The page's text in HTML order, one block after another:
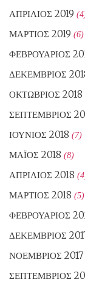
ΑΠΡΊΛΙΟΣ 2019
ΜΆΡΤΙΟΣ 2019 (6)
ΦΕΒΡΟΥΆΡΙΟΣ
ΔΕΚΈΜΒΡΙΟΣ
ΟΚΤΏΒΡΙΟΣ 2018
ΣΕΠΤΈΜΒΡΙΟΣ
ΙΟΎΝΙΟΣ 2018 (7)
ΜΆΙΟΣ 2018 (8)
ΑΠΡΊΛΙΟΣ 2018
ΜΆΡΤΙΟΣ 2018 (5)
ΦΕΒΡΟΥΆΡΙΟΣ
ΔΕΚΈΜΒΡΙΟΣ
ΝΟΈΜΒΡΙΟΣ 2017
ΣΕΠΤΈΜΒΡΙΟΣ